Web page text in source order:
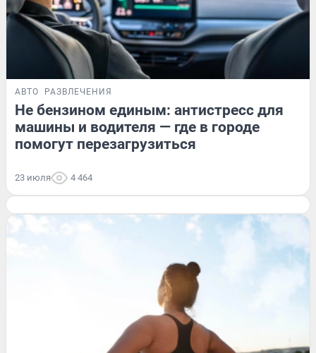
АВТО РАЗВЛЕЧЕНИЯ
Не бензином единым: антистресс для
машины и водителя — где в городе
помогут перезагрузиться
23 июля 4 464